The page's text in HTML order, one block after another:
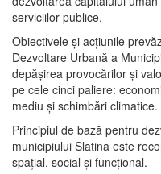
serviciilor publice.
Obiectivele şi acţiunile
Dezvoltare Urbană a
depășirea provocărilor şi
pe cele cinci paliere:
mediu şi schimbări climatice.
Principiul de bază pentru
municipiului Slatina este
spaţial, social şi funcţional.